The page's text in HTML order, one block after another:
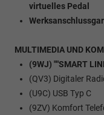
virtuelles Pedal
MULTIMEDIA UND
(9WJ) ""SMART
(QV3) Digitaler
(U9C) USB Typ C
(9ZV) Komfort